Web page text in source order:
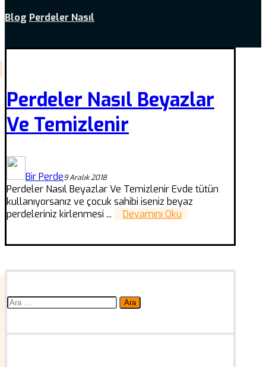
Blog Perdeler Nasıl
Perdeler Nasıl Beyazlar
Ve Temizlenir
Bir Perde9 Aralık 2018
Perdeler Nasıl Beyazlar Ve Temizlenir Evde tütün
kullanıyorsanız ve çocuk sahibi iseniz beyaz
perdeleriniz kirlenmesi ...
Devamını Oku
Arama: